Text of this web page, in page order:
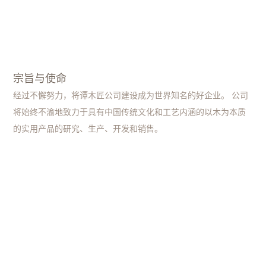
宗旨与使命
经过不懈努力，将谭木匠公司建设成为世界知名的好企业。 公司
将始终不渝地致力于具有中国传统文化和工艺内涵的以木为本质
的实用产品的研究、生产、开发和销售。